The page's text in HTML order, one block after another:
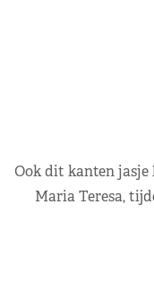
Ook dit kanten jasje
Maria Teresa,